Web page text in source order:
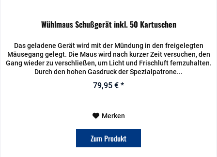
Wühlmaus Schußgerät inkl. 50 Kartuschen
Das geladene Gerät wird mit der Mündung in den freigelegten
Mäusegang gelegt. Die Maus wird nach kurzer Zeit versuchen, den
Gang wieder zu verschließen, um Licht und Frischluft fernzuhalten.
Durch den hohen Gasdruck der Spezialpatrone...
79,95 € *
Merken
Zum Produkt